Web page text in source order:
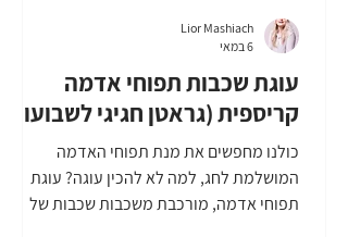
עוגת שכבות תפוחי אדמה
קריספית (גראטן חגיגי לשבועות)
כולנו מחפשים את מנת תפוחי האדמה
המושלמת לחג, למה לא להכין עוגה? עוגת
תפוחי אדמה, מורכבת משכבות שכבות של
Lior Mashiach
6 במאי